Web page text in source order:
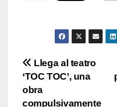
Navegación
de
Llega al teatro
‘TOC TOC’, una
obra
compulsivamente